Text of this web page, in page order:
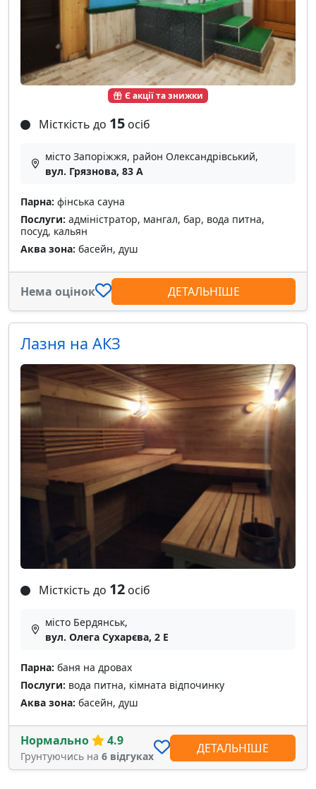
Є акції та знижки
Місткість до 15 осіб
місто Запоріжжя, район Олександрівський,
вул. Грязнова, 83 А
Парна: фінська сауна
Послуги: адміністратор, мангал, бар, вода питна,
посуд, кальян
Аква зона: басейн, душ
Нема оцінок ДЕТАЛЬНІШЕ
Лазня на АКЗ
Місткість до 12 осіб
місто Бердянськ,
вул. Олега Сухарєва, 2 Е
Парна: баня на дровах
Послуги: вода питна, кімната відпочинку
Аква зона: басейн, душ
Нормально 4.9
Грунтуючись на 6 відгуках
ДЕТАЛЬНІШЕ